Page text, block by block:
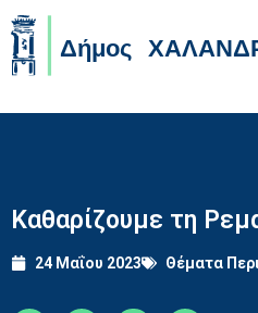
Καθαρίζουμε τη
24 Μαΐου 2023 Θέματα